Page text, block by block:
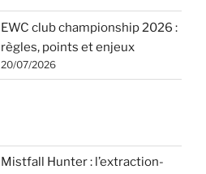
EWC club championship 2026 :
règles, points et enjeux
20/07/2026
Mistfall Hunter : l’extraction-